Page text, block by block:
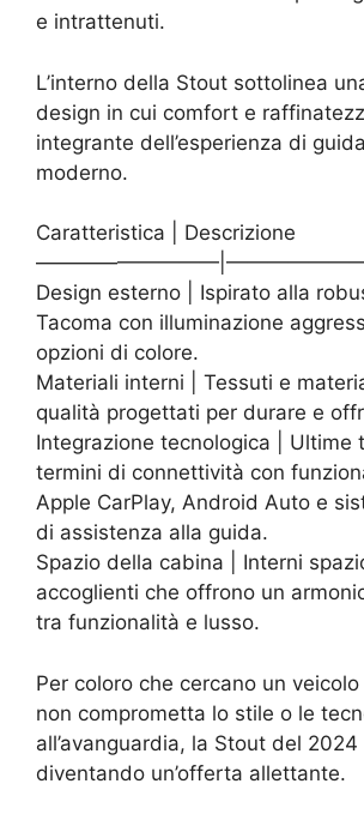
e intrattenuti.
L’interno della Stout sottolinea
design in cui comfort e
integrante dell’esperienza di
moderno.
Caratteristica | Descrizione
Design esterno | Ispirato alla
Tacoma con illuminazione
opzioni di colore.
Materiali interni | Tessuti e
qualità progettati per durare e
Integrazione tecnologica | Ultime
termini di connettività con
Apple CarPlay, Android Auto e
di assistenza alla guida.
Spazio della cabina | Interni
accoglienti che offrono un
tra funzionalità e lusso.
Per coloro che cercano un
non comprometta lo stile o le
all’avanguardia, la Stout del 2024
diventando un’offerta allettante.